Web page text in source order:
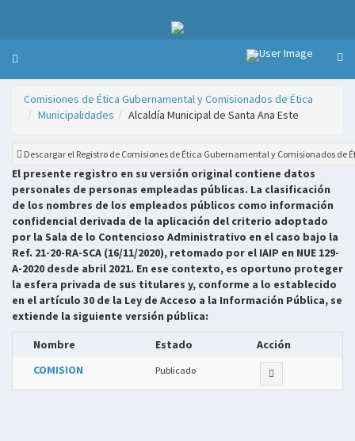
Comisiones de Ética Gubernamental y Comisionados de Ética
Municipalidades
Alcaldía Municipal de Santa Ana Este
Descargar el Registro de Comisiones de Ética Gubernamental y Comisionados de
El presente registro en su versión original contiene datos
personales de personas empleadas públicas. La clasificación
de los nombres de los empleados públicos como información
confidencial derivada de la aplicación del criterio adoptado
por la Sala de lo Contencioso Administrativo en el caso bajo la
Ref. 21-20-RA-SCA (16/11/2020), retomado por el IAIP en NUE 129-
A-2020 desde abril 2021. En ese contexto, es oportuno proteger
la esfera privada de sus titulares y, conforme a lo establecido
en el artículo 30 de la Ley de Acceso a la Información Pública, se
extiende la siguiente versión pública:
Nombre
Estado
Acción
COMISION
Publicado